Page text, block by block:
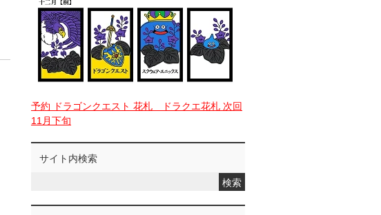
予約 ドラゴンクエスト 花札 ドラクエ花札 次回
11月下旬
サイト内検索